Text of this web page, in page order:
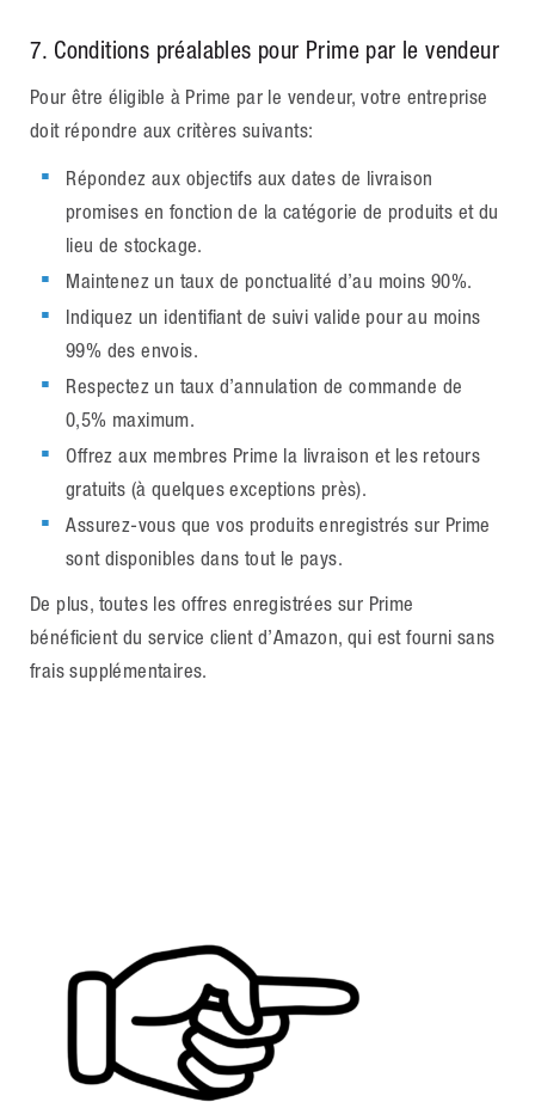
7. Conditions préalables pour Prime par le vendeur
Pour être éligible à Prime par le vendeur, votre entreprise
doit répondre aux critères suivants:
Répondez aux objectifs aux dates de livraison
promises en fonction de la catégorie de produits et du
lieu de stockage.
Maintenez un taux de ponctualité d’au moins 90%.
Indiquez un identifiant de suivi valide pour au moins
99% des envois.
Respectez un taux d’annulation de commande de
0,5% maximum.
Offrez aux membres Prime la livraison et les retours
gratuits (à quelques exceptions près).
Assurez-vous que vos produits enregistrés sur Prime
sont disponibles dans tout le pays.
De plus, toutes les offres enregistrées sur Prime
bénéficient du service client d’Amazon, qui est fourni sans
frais supplémentaires.